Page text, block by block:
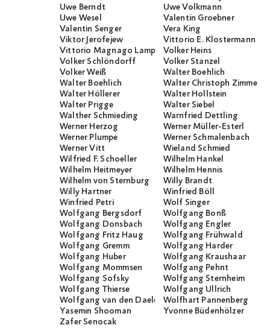
Uwe Berndt
Uwe Volkmann
Uwe Wesel
Valentin Groebner
Valentin Senger
Vera King
Viktor Jerofejew
Vittorio E. Klostermann
Vittorio Magnago LampugnaniVolker Heins
Volker Schlöndorff
Volker Stanzel
Volker Weiß
Walter Boehlich
Walter Boehlich
Walter Christoph Zimmerli
Walter Höllerer
Walter Hollstein
Walter Prigge
Walter Siebel
Walther Schmieding
Warnfried Dettling
Werner Herzog
Werner Müller-Esterl
Werner Plumpe
Werner Schmalenbach
Werner Vitt
Wieland Schmied
Wilfried F. Schoeller
Wilhelm Hankel
Wilhelm Heitmeyer
Wilhelm Hennis
Wilhelm von Sternburg
Willy Brandt
Willy Hartner
Winfried Böll
Winfried Petri
Wolf Singer
Wolfgang Bergsdorf
Wolfgang Bonß
Wolfgang Donsbach
Wolfgang Engler
Wolfgang Fritz Haug
Wolfgang Frühwald
Wolfgang Gremm
Wolfgang Harder
Wolfgang Huber
Wolfgang Kraushaar
Wolfgang Mommsen
Wolfgang Pehnt
Wolfgang Sofsky
Wolfgang Sternheim
Wolfgang Thierse
Wolfgang Ullrich
Wolfgang van den Daele
Wolfhart Pannenberg
Yasemin Shooman
Yvonne Büdenhölzer
Zafer Senocak